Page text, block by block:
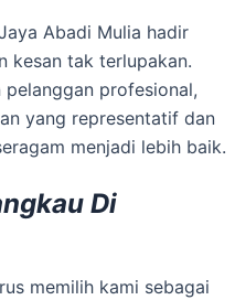
Abadi Mulia hadir
kesan tak terlupakan.
profesional,
yang representatif dan
menjadi lebih baik.
Di
memilih kami sebagai